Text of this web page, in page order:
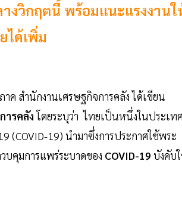
งวิกฤตนี้ พร้อมแนะแรงงาน
ได้เพิ่ม
สำนักงานเศรษฐกิจการคลัง ได้เขียน
ารคลังโดยระบุว่า ไทยเป็นหนึ่งในประเท
(COVID-19) นำมาซึ่งการประกาศใช้พระ
บคุมการแพร่ระบาดของ COVID-19 บังคับ